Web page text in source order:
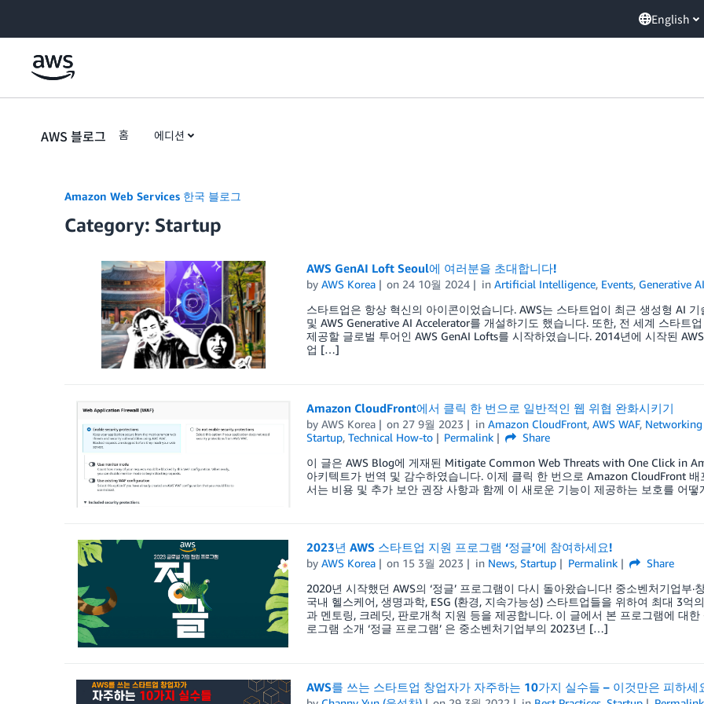
English
AWS 블로그 홈 에디션
Amazon Web Services 한국 블로그
Category: Startup
AWS GenAI Loft Seoul에 여러분을 초대합니다!
by AWS Korea on 24 10월 2024 inArtificial Intelligence, Events, Generative
스타트업은 항상 혁신의 아이콘이었습니다. AWS는 스타트업이 최근 생성형 AI
및 AWS Generative AI Accelerator를 개설하기도 했습니다. 또한, 전 세계 스타트
제공할 글로벌 투어인 AWS GenAI Lofts를 시작하였습니다. 2014년에 시작된
업 […]
Amazon CloudFront에서 클릭 한 번으로 일반적인 웹 위협 완화시키기
by AWS Korea on 27 9월 2023 inAmazon CloudFront,AWS WAF,
Startup, Technical How-to Permalink
Share
이 글은 AWS Blog에 게재된 Mitigate Common Web Threats with One Click in
아키텍트가 번역 및 감수하였습니다. 이제 클릭 한 번으로 Amazon CloudFront
서는 비용 및 추가 보안 권장 사항과 함께 이 새로운 기능이 제공하는 보호를 어
2023년 AWS 스타트업 지원 프로그램 ‘정글’에 참여하세요!
by AWS Korea on 15 3월 2023 in News,Startup Permalink
Share
2020년 시작했던 AWS의 ‘정글’ 프로그램이 다시 돌아왔습니다! 중소벤처기업부
국내 헬스케어, 생명과학, ESG (환경, 지속가능성) 스타트업들을 위하여 최대 3
과 멘토링, 크레딧, 판로개척 지원 등을 제공합니다. 이 글에서 본 프로그램에 대
로그램 소개 ‘정글 프로그램’ 은 중소벤처기업부의 2023년 […]
AWS를 쓰는 스타트업 창업자가 자주하는 10가지 실수들 – 이것만은 피하세